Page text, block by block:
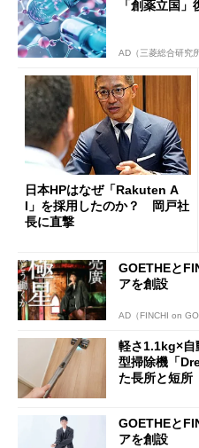
「創薬立国
AD（三菱総合研究所
日本HPはなぜ「Rakuten A
I」を採用したのか？ 岡戸社
長に直撃
GOETHEと
アを創設
AD（FINCHI on
軽さ1.1kg×自
型掃除機「
た長所と短所
GOETHEと
アを創設